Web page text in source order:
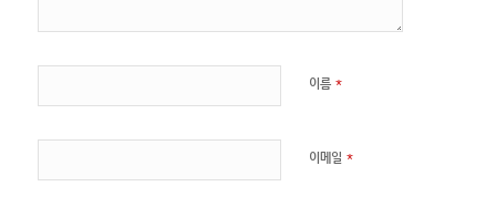
이름 *
이메일 *